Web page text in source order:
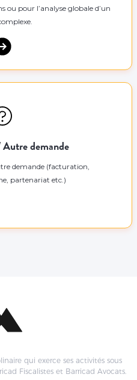
ou pour l’analyse globale d’un
demande
demande (facturation,
partenariat etc.)
qui exerce ses activités sous
Fiscalistes et Barricad Avocats.